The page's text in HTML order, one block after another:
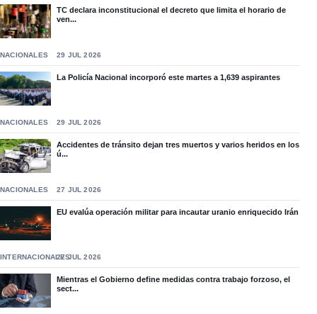
TC declara inconstitucional el decreto que limita el horario de
ven...
NACIONALES 29 JUL 2026
La Policía Nacional incorporó este martes a 1,639 aspirantes
NACIONALES 29 JUL 2026
Accidentes de tránsito dejan tres muertos y varios heridos en los
ú...
NACIONALES 27 JUL 2026
EU evalúa operación militar para incautar uranio enriquecido Irán
INTERNACIONALES27 JUL 2026
Mientras el Gobierno define medidas contra trabajo forzoso, el
sect...